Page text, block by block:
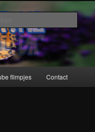
filmpjes Contact